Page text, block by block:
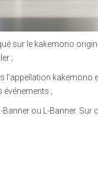
sur le kakemono
;
kakemono
événements ;
ou L-Banner.